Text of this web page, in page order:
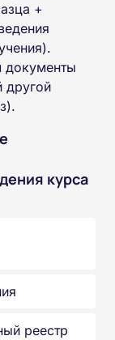
+
документы
другой
курса
реестр